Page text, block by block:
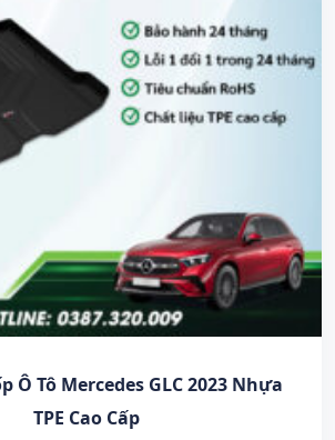
Ô Tô Mercedes GLC 2023 Nhựa
TPE Cao Cấp